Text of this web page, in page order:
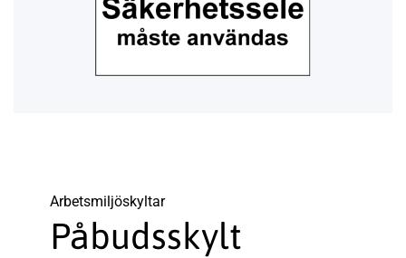
Arbetsmiljö­­skyltar
Påbudsskylt